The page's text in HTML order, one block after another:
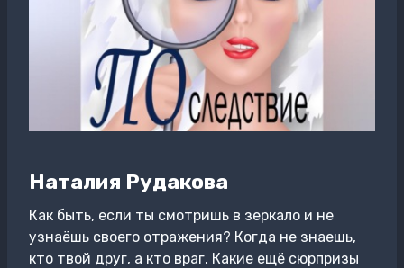
Наталия Рудакова
Как быть, если ты смотришь в зеркало и не
узнаёшь своего отражения? Когда не знаешь,
кто твой друг, а кто враг. Какие ещё сюрпризы